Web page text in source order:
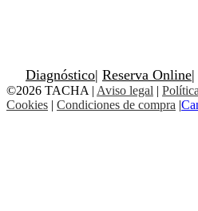
Diagnóstico| Reserva Online|
©2026 TACHA | Aviso legal |
Cookies | Condiciones de compra |